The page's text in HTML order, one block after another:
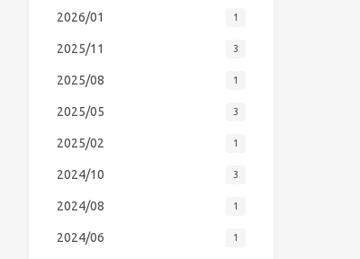
2026/01 1
2025/11 3
2025/08 1
2025/05 3
2025/02 1
2024/10 3
2024/08 1
2024/06 1